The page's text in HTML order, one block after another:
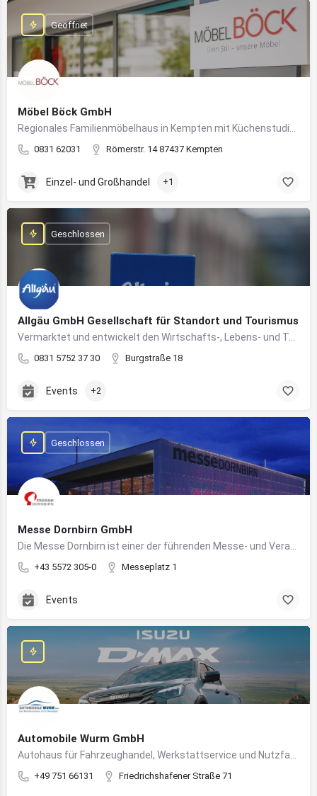
Möbel Böck GmbH
0831 62031 Römerstr. 14 87437 Kempten
Geöffnet
Einzel- und Großhandel +1
Allgäu GmbH Gesellschaft für Standort und Tourismus
0831 5752 37 30 Burgstraße 18
Geschlossen
Events +2
Messe Dornbirn GmbH
+43 5572 305-0 Messeplatz 1
Geschlossen
Events
Automobile Wurm GmbH
+49 751 66131 Friedrichshafener Straße 71